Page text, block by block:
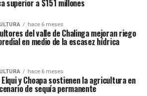
superior a $151 millones
hace 6 meses
del valle de Chalinga mejoran riego
en medio de la escasez hídrica
hace 6 meses
Elqui y Choapa sostienen la agricultura en
de sequía permanente